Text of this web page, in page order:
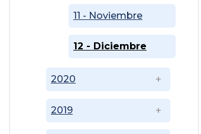
2019
2020
11 - Noviembre
12 - Diciembre